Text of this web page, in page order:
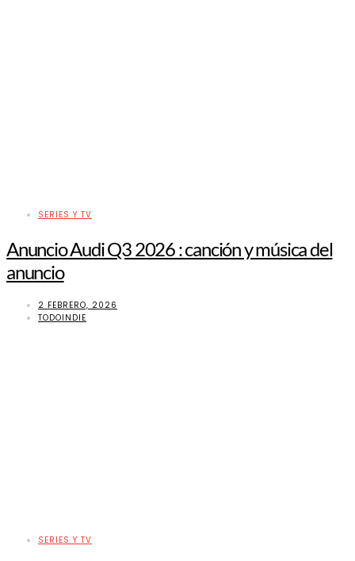
SERIES Y TV
Anuncio Audi Q3 2026 : canción y música del
anuncio
2 FEBRERO, 2026
TODOINDIE
SERIES Y TV